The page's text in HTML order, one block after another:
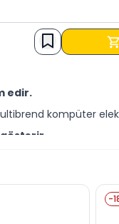
edir.
kompüter
kredit şərtləri ilə
-